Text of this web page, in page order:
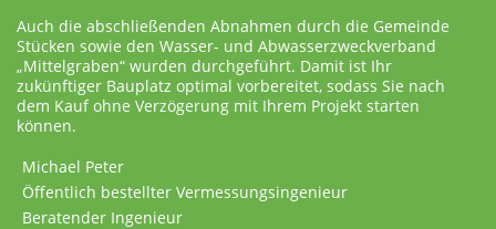
Auch die abschließenden Abnahmen durch die Gemeinde
Stücken sowie den Wasser- und Abwasserzweckverband
„Mittelgraben“ wurden durchgeführt. Damit ist Ihr
zukünftiger Bauplatz optimal vorbereitet, sodass Sie nach
dem Kauf ohne Verzögerung mit Ihrem Projekt starten
können.
Michael Peter
Öffentlich bestellter Vermessungsingenieur
Beratender Ingenieur